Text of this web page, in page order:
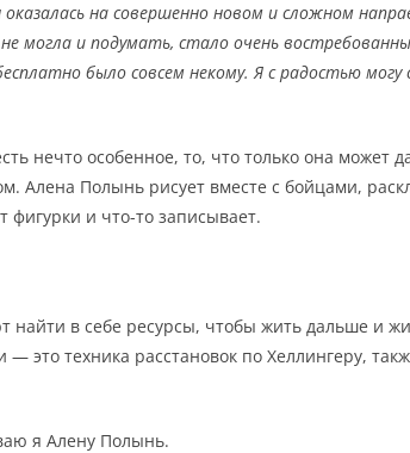
оказалась на совершенно новом и сложном
могла и подумать, стало очень
было совсем некому. Я с радостью
нечто особенное, то, что только она может
Алена Полынь рисует вместе с бойцами,
фигурки и что-то записывает.
найти в себе ресурсы, чтобы жить дальше и
это техника расстановок по Хеллингеру,
я Алену Полынь.